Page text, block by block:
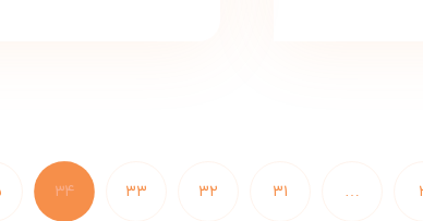
… ۳۱ ۳۲ ۳۳ ۳۴